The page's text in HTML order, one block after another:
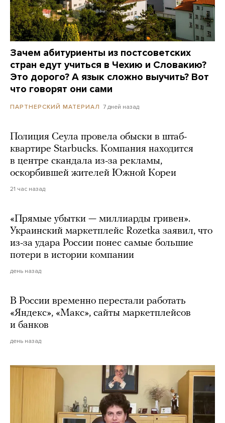
Зачем абитуриенты из постсоветских
стран едут учиться в Чехию и Словакию?
Это дорого? А язык сложно выучить? Вот
что говорят они сами
ПАРТНЕРСКИЙ МАТЕРИАЛ 7 дней назад
Полиция Сеула провела обыски в штаб-
квартире Starbucks. Компания находится
в центре скандала из-за рекламы,
оскорбившей жителей Южной Кореи
21 час назад
«Прямые убытки — миллиарды гривен».
Украинский маркетплейс Rozetka заявил, что
из-за удара России понес самые большие
потери в истории компании
день назад
В России временно перестали работать
«Яндекс», «Макс», сайты маркетплейсов
и банков
день назад